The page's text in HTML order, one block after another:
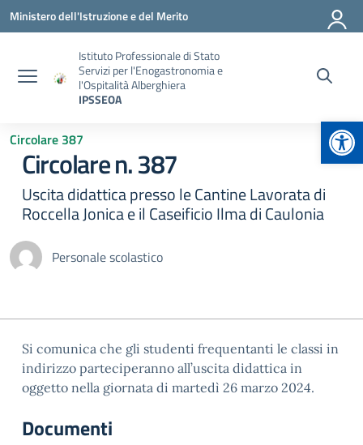
Vai ai contenuti
Vai al menu di navigazione
Vai al footer
Ministero dell'Istruzione e del Merito
Istituto Professionale di Stato
Servizi per l'Enogastronomia e
l'Ospitalità Alberghiera
IPSSEOA
Circolare 387
Circolare n. 387
Uscita didattica presso le Cantine Lavorata di
Roccella Jonica e il Caseificio Ilma di Caulonia
Personale scolastico
Si comunica che gli studenti frequentanti le classi in
indirizzo parteciperanno all’uscita didattica in
oggetto nella giornata di martedì 26 marzo 2024.
Documenti